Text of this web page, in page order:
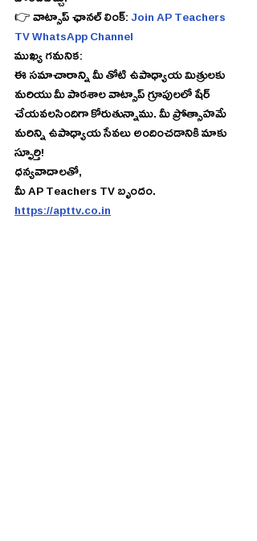
👉 వాట్సాప్ ఛానల్ లింక్: Join AP Teachers
TV WhatsApp Channel
ముఖ్య గమనిక:
ఈ సమాచారాన్ని మీ తోటి ఉపాధ్యాయ మిత్రులకు
మరియు మీ పాఠశాల వాట్సాప్ గ్రూపులలో షేర్
చేయవలసిందిగా కోరుతున్నాము. మీ ప్రోత్సాహమే
మరిన్ని ఉపాధ్యాయ సేవలు అందించడానికి మాకు
స్ఫూర్తి!
ధన్యవాదాలతో,
మీ AP Teachers TV బృందం.
https://apttv.co.in